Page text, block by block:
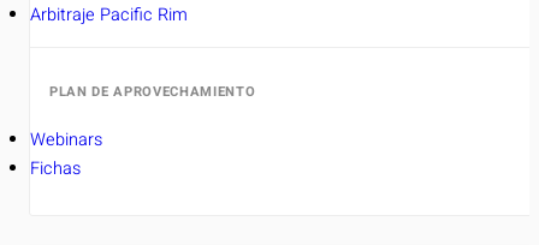
Arbitraje Pacific Rim
PLAN DE APROVECHAMIENTO
Webinars
Fichas